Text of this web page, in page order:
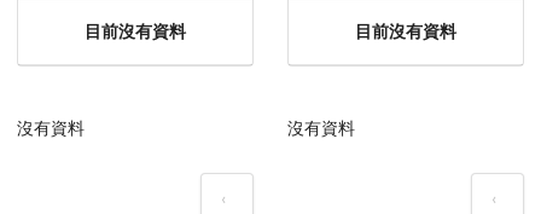
目前沒有資料
沒有資料
‹
目前沒有資料
沒有資料
‹